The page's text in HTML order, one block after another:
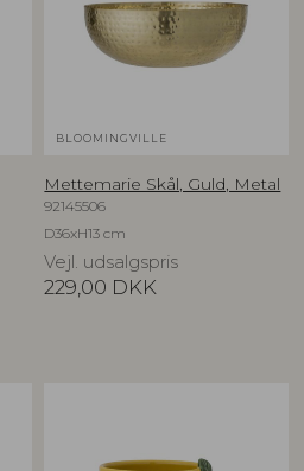
BLOOMINGVILLE
Mettemarie Skål, Guld, Metal
92145506
D36xH13 cm
Vejl. udsalgspris
229,00 DKK